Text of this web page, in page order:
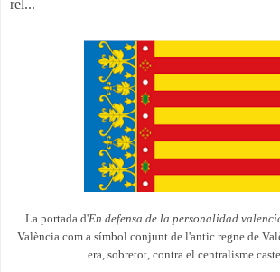
rel...
La portada d'En defensa de la personalidad
València com a símbol conjunt de l'antic regne de
era, sobretot, contra el centralisme